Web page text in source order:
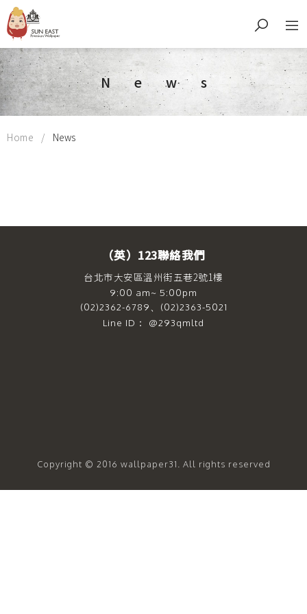
News
Home News
（英）123聯絡我們
台北市大安區溫州街五巷2號1樓
9:00 am~ 5:00pm
(02)2362-6789、(02)2363-5021
Line ID： @293qmltd
Copyright © 2016 wallpaper31. All rights reserved